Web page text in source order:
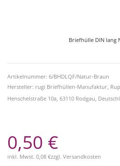
Briefhülle DIN lang
Artikelnummer: 6/BHDLQF/Natur-Braun
Hersteller: rugi Briefhüllen-Manufaktur,
Henschelstraße 10a, 63110 Rodgau,
0,50 €
inkl. Mwst. 0,08 €zzgl. Versandkosten